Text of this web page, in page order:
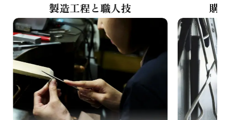
製造工程と職人技 購